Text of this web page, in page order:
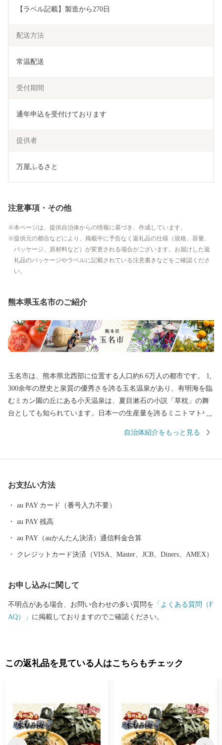
【ラベル記載】製造から270日
配送方法
常温配送
受付期間
通年申込を受付けております
提供者
万屋ふるさと
注意事項・その他
本ページは、提供自治体からの情報に基づき、作成しています。
提供元の都合などにより、掲載中に予告なく返礼品の仕様（規格、容量、
パッケージ、原材料など）が変更される場合がございます。お届けした返
礼品のパッケージやラベルに記載されている注意書きなどをご確認くださ
い。
熊本県玉名市のご紹介
玉名市は、熊本県北西部に位置する人口約6.6万人の都市です。 1,
300余年の歴史と泉質の優秀さを誇る玉名温泉があり、有明海を臨
むミカン園の丘にある小天温泉は、夏目漱石の小説「草枕」の舞
台としても知られています。日本一の生産量を誇るミニトマトや
らうため、後世まで伝るために、街は観光地の整備や特産品の開
要：受領書およびワンストップ特例申請書について】 ・受領書お
よびワンストップ特例申請書は、寄附から約１カ月後に発送致し
ます。 ・ワンストップ特例申請書をお急ぎの方は、「玉名市から
名市ふるさと納税事務局 (9:00～18:00、土日祝・年末年始除く) ◇
た返礼品に関する情報（お名前やお届け先等）については、返礼
自治体紹介をもっと見る
お支払い方法
au PAY カード（番号入力不要）
au PAY 残高
au PAY（auかんたん決済）通信料金合算
クレジットカード決済（VISA、Master、JCB、Diners、AMEX）
お申し込みに関して
不明点がある場合、お問い合わせの多い質問を 「よくある質問（F
AQ）」 に掲載しておりますのでご確認ください。
この返礼品を見ている人はこちらもチェック